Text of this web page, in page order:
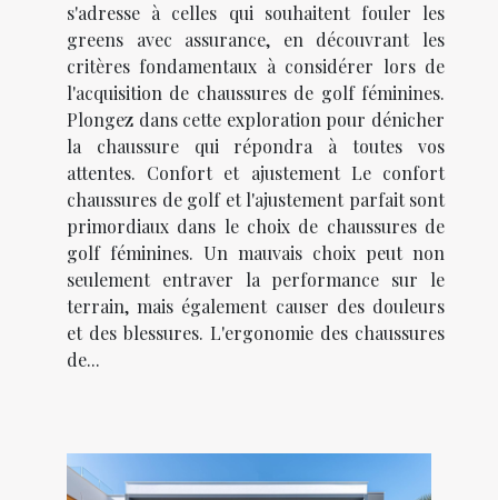
s'adresse à celles qui souhaitent fouler les
greens avec assurance, en découvrant les
critères fondamentaux à considérer lors de
l'acquisition de chaussures de golf féminines.
Plongez dans cette exploration pour dénicher
la chaussure qui répondra à toutes vos
attentes. Confort et ajustement Le confort
chaussures de golf et l'ajustement parfait sont
primordiaux dans le choix de chaussures de
golf féminines. Un mauvais choix peut non
seulement entraver la performance sur le
terrain, mais également causer des douleurs
et des blessures. L'ergonomie des chaussures
de...